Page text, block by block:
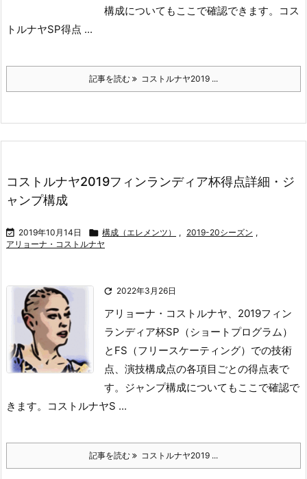
構成についてもここで確認できます。
コス
トルナヤSP得点 ...
記事を読む コストルナヤ2019 ...
コストルナヤ2019フィンランディア杯得点詳細・ジ
ャンプ構成
 2019年10月14日  構成（エレメンツ） , 2019-20シーズン ,
アリョーナ・コストルナヤ
 2022年3月26日
アリョーナ・コストルナヤ、2019フィン
ランディア杯SP（ショートプログラム）
とFS（フリースケーティング）での技術
点、演技構成点の各項目ごとの得点表で
す。 ジャンプ構成についてもここで確認で
きます。
コストルナヤS ...
記事を読む コストルナヤ2019 ...